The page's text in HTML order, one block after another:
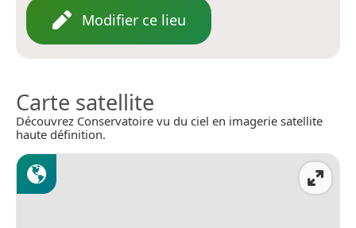
Modifier ce lieu
Carte satellite
Découvrez Conservatoire vu du ciel en imagerie satellite
haute définition.